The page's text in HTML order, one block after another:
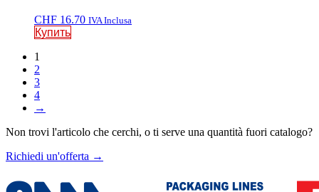
CHF 16.70 IVA Inclusa
Купить
1
2
3
4
→
Non trovi l'articolo che cerchi, o ti serve una quantità fuori catalogo?
Richiedi un'offerta →